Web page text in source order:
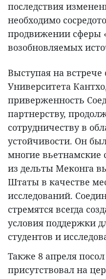
последствия
необходимо
продвижении сферы
возобновляемых
Выступая на встрече
Университета
приверженность
партнерству,
сотрудничеству в
устойчивости. Он
многие вьетнамские
из дельты Меконга
Штаты в качестве
исследований.
стремятся всегда
условия поддержки
студентов и
Также 8 апреля
присутствовал на